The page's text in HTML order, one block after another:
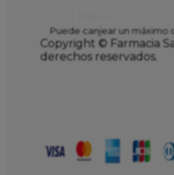
Puede canjear un máximo
Copyright © Farmacia
derechos reservados.